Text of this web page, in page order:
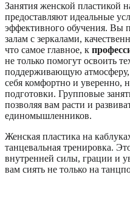
Занятия женской пластикой
предоставляют идеальные
эффективного обучения. Вы
залам с зеркалами,
что самое главное, к
не только помогут освоить
поддерживающую атмосферу,
себя комфортно и уверенно,
подготовки. Групповые
позволяя вам расти и
единомышленников.
Женская пластика на
танцевальная тренировка.
внутренней силы, грации и
вам сиять не только на